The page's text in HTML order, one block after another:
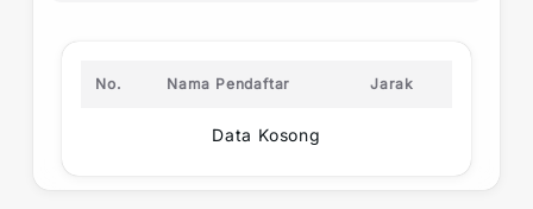
No. Nama Pendaftar Jarak
Data Kosong